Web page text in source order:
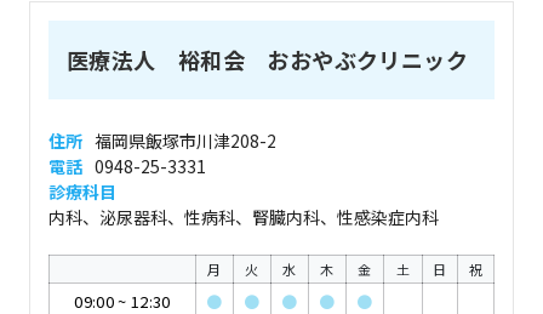
医療法人 裕和会 おおやぶクリニック
住所 福岡県飯塚市川津208-2
電話 0948-25-3331
診療科目
内科、泌尿器科、性病科、腎臓内科、性感染症内科
月 火 水 木 金 土 日 祝
09:00~ 12:30 ● ● ● ●
●